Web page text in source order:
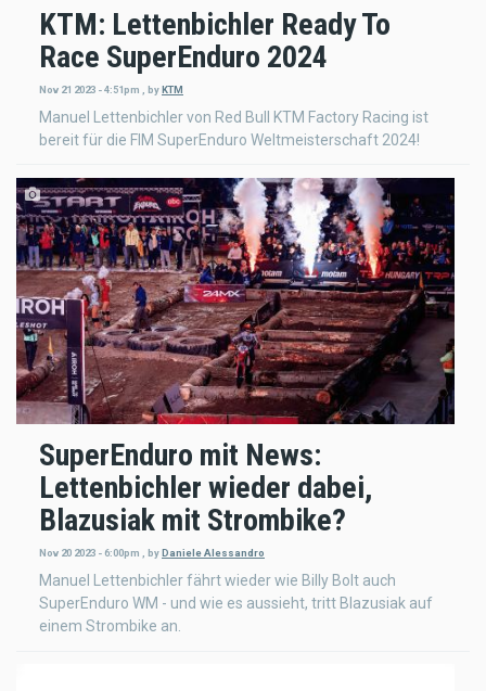
KTM: Lettenbichler Ready To
Race SuperEnduro 2024
Nov 21 2023 - 4:51pm byKTM
Manuel Lettenbichler von Red Bull KTM Factory Racing ist
bereit für die FIM SuperEnduro Weltmeisterschaft 2024!
SuperEnduro mit News:
Lettenbichler wieder dabei,
Blazusiak mit Strombike?
Nov 20 2023 - 6:00pm byDaniele Alessandro
Manuel Lettenbichler fährt wieder wie Billy Bolt auch
SuperEnduro WM - und wie es aussieht, tritt Blazusiak auf
einem Strombike an.